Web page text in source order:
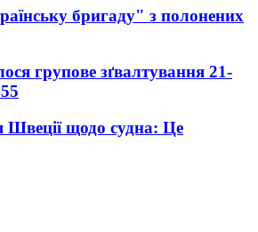
бригаду" з полонених
групове зґвалтування 21-
Швеції щодо судна: Це